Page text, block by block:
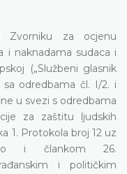
Zvorniku za ocjenu
i naknadama sudaca i
(„Službeni glasnik
sa odredbama čl. I/2. i
u svezi s odredbama
za zaštitu ljudskih
1. Protokola broj 12 uz
i člankom 26.
i političkim